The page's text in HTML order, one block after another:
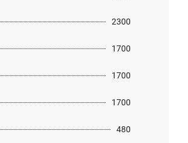
2300
1700
1700
1700
480